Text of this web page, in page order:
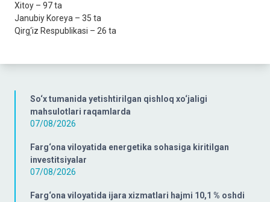
So‘x tumanida yetishtirilgan qishloq xo‘jaligi
mahsulotlari raqamlarda
07/08/2026
Farg‘ona viloyatida energetika sohasiga kiritilgan
investitsiyalar
07/08/2026
Farg‘ona viloyatida ijara xizmatlari hajmi 10,1 % oshdi
Xitoy – 97 ta
Janubiy Koreya – 35 ta
Qirg֥‘iz Respublikasi – 26 ta